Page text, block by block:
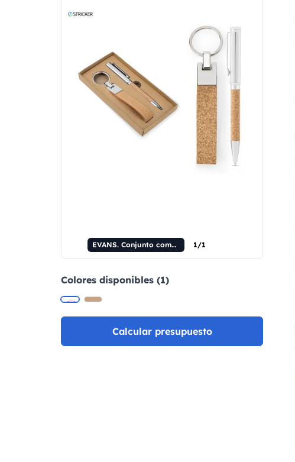
EVANS. Conjunto compuesto por un bolígrafo y un llavero, ambos fabricados en metal y corcho. 1/1
Colores disponibles (1)
Calcular presupuesto